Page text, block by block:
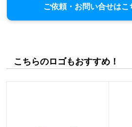
ご依頼・お問い合せはこ
こちらのロゴもおすすめ！